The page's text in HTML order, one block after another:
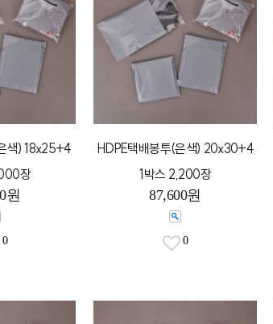
색) 18x25+4
장
원
0
HDPE택배봉투(은색) 20x30+4
1박스 2,200장
87,600원
0